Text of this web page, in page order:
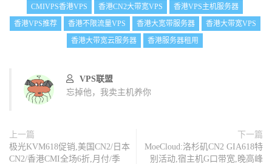
CMIVPS香港VPS
香港CN2大带宽VPS
香港VPS主机服务器
香港VPS推荐
香港不限流量VPS 香港大宽带服务器
香港大带宽VPS
香港大带宽云服务器
香港服务器租用
VPS联盟
忘掉他，我卖主机养你
上一篇
极光KVM618促销,美国CN2/日本
CN2/香港CMI全场6折,月付/季
下一篇
MoeCloud:洛杉矶CN2 GIA618特
别活动,宿主机G口带宽,晚高峰